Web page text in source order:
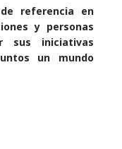
referencia en
y personas
sus iniciativas
un mundo